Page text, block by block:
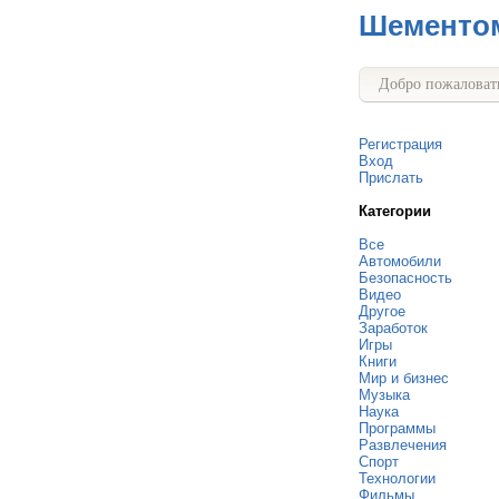
Добро
Регистрация
Вход
Прислать
Категории
Все
Автомобили
Безопасность
Видео
Другое
Заработок
Игры
Книги
Мир и бизнес
Музыка
Наука
Программы
Развлечения
Спорт
Технологии
Фильмы